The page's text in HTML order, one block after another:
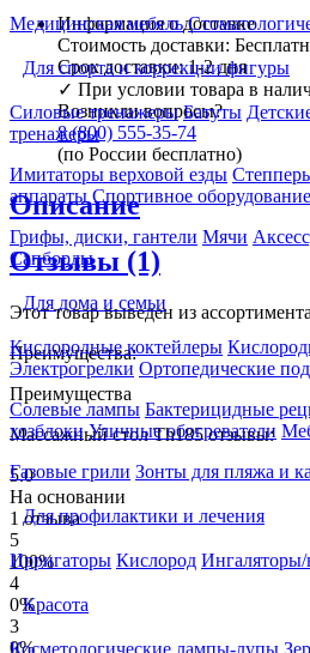
Медицинская мебель
Для спорта и коррекции фигуры
Силовые тренажеры Батуты
тренажеры
Имитаторы верховой езды
аппараты Спортивное оборудование
Грифы, диски, гантели Мячи
Сапборды
Для дома и семьи
Кислородные коктейлеры
Электрогрелки Ортопедические
Солевые лампы Бактерицидные
хозблоки Уличные обогреватели
Газовые грили Зонты для пляжа и
Для профилактики и лечения
Ирригаторы Кислород Ингаляторы/
Красота
Косметологические лампы-лупы
Информация о доставке
Стоимость доставки:
Срок доставки: 1-2 дня
✓ При условии товара в
Возникли вопросы?
8 (800) 555-35-74
(по России бесплатно)
Описание
Отзывы (1)
Этот товар выведен из
Преимущества:
Преимущества
Массажный стол Th185 отзывы:
5.0
На основании
1 отзыва
5
100%
4
0%
3
0%